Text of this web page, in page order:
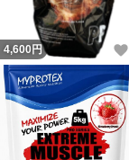
4,600 円